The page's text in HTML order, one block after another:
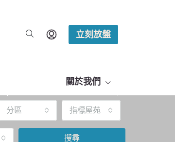
立刻放盤
關於我們
分區 指標屋苑
搜尋